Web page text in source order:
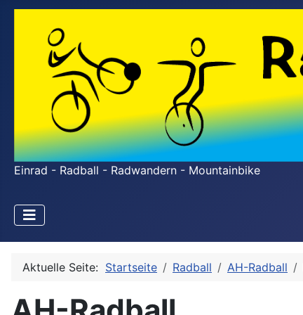
Einrad - Radball - Radwandern - Mountainbike
Aktuelle Seite: Startseite Radball AH-Radball